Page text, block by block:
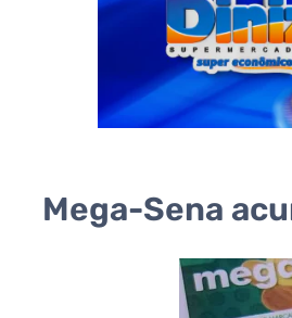
Mega-Sena